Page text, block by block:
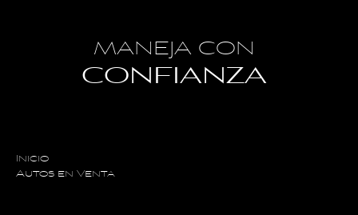
MANEJA CON
CONFIANZA
Inicio
Autos en Venta